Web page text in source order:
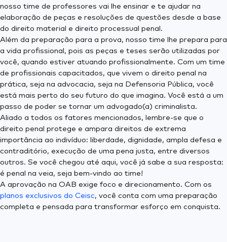
nosso time de professores vai lhe ensinar e te ajudar na
elaboração de peças e resoluções de questões desde a base
do direito material e direito processual penal.
Além da preparação para a prova, nosso time lhe prepara para
a vida profissional, pois as peças e teses serão utilizadas por
você, quando estiver atuando profissionalmente. Com um time
de profissionais capacitados, que vivem o direito penal na
prática, seja na advocacia, seja na Defensoria Pública, você
está mais perto do seu futuro do que imagina. Você está a um
passo de poder se tornar um advogado(a) criminalista.
Aliado a todos os fatores mencionados, lembre-se que o
direito penal protege e ampara direitos de extrema
importância ao indivíduo: liberdade, dignidade, ampla defesa e
contraditório, execução de uma pena justa, entre diversos
outros. Se você chegou até aqui, você já sabe a sua resposta:
é penal na veia, seja bem-vindo ao time!
​A aprovação na OAB exige foco e direcionamento. Com os
planos exclusivos do Ceisc, você conta com uma preparação
completa e pensada para transformar esforço em conquista.​